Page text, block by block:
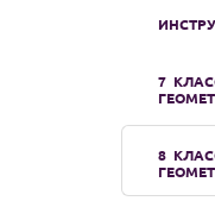
7
8